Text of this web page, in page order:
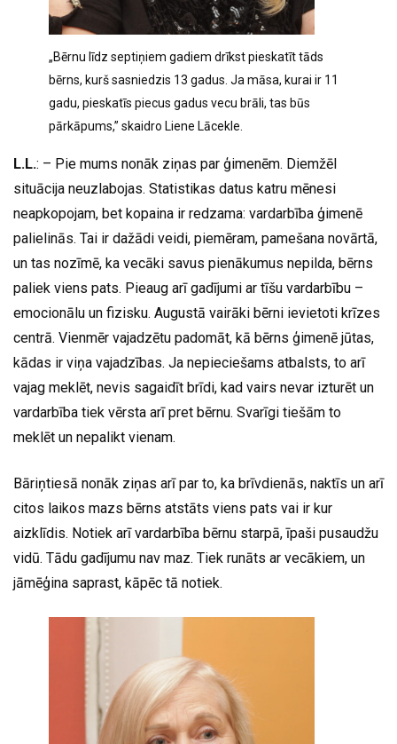
„Bērnu līdz septiņiem gadiem drīkst pieskatīt tāds
bērns, kurš sasniedzis 13 gadus. Ja māsa, kurai ir 11
gadu, pieskatīs piecus gadus vecu brāli, tas būs
pārkāpums,” skaidro Liene Lācekle.
L.L.: – Pie mums nonāk ziņas par ģimenēm. Diemžēl
situācija neuzlabojas. Statistikas datus katru mēnesi
neapkopojam, bet kopaina ir redzama: vardarbība ģimenē
palielinās. Tai ir dažādi veidi, piemēram, pamešana novārtā,
un tas nozīmē, ka vecāki savus pienākumus nepilda, bērns
paliek viens pats. Pieaug arī gadījumi ar tīšu vardarbību –
emocionālu un fizisku. Augustā vairāki bērni ievietoti krīzes
centrā. Vienmēr vajadzētu padomāt, kā bērns ģimenē jūtas,
kādas ir viņa vajadzības. Ja nepieciešams atbalsts, to arī
vajag meklēt, nevis sagaidīt brīdi, kad vairs nevar izturēt un
vardarbība tiek vērsta arī pret bērnu. Svarīgi tiešām to
meklēt un nepalikt vienam.
Bāriņtiesā nonāk ziņas arī par to, ka brīvdienās, naktīs un arī
citos laikos mazs bērns atstāts viens pats vai ir kur
aizklīdis. Notiek arī vardarbība bērnu starpā, īpaši pusaudžu
vidū. Tādu gadījumu nav maz. Tiek runāts ar vecākiem, un
jāmēģina saprast, kāpēc tā notiek.